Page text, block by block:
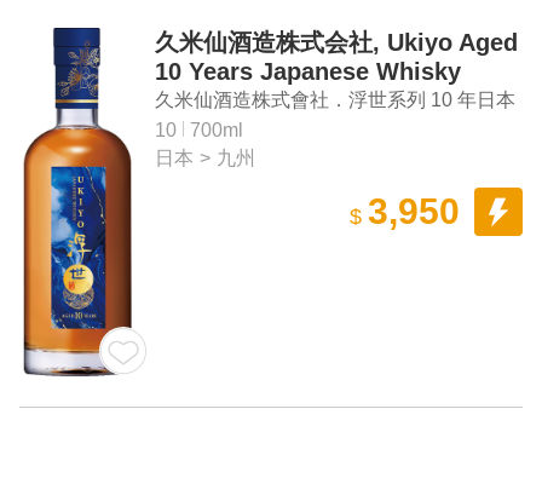
久米仙酒造株式会社, Ukiyo Aged
10 Years Japanese Whisky
(Blue Label)
久米仙酒造株式會社．浮世系列 10 年日本
威士忌（藍標）
10
700ml
日本 > 九州
$ 3,950